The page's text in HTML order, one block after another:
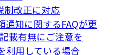
改正に対応
知に関するFAQが更
載有無にご注意を
利用している場合